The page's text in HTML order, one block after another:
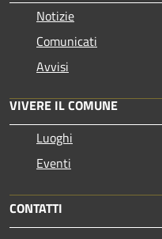
Notizie
Comunicati
Avvisi
VIVERE IL COMUNE
Luoghi
Eventi
CONTATTI